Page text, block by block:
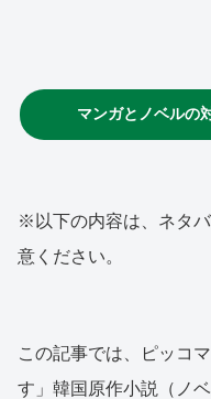
マンガとノベルの
※以下の内容は、ネタ
意ください。
この記事では、ピッコ
す」韓国原作小説（ノ